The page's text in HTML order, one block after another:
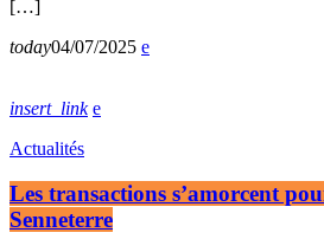
[…]
today04/07/2025
insert_link
Actualités
Les transactions s’amorcent
Senneterre